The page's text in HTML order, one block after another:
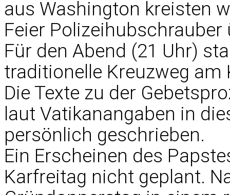
aus Washington kreisten
Feier
Für den Abend (21 Uhr)
traditionelle Kreuzweg
Die Texte zu der
laut Vatikanangaben in
persönlich geschrieben.
Ein Erscheinen des
Karfreitag nicht geplant.